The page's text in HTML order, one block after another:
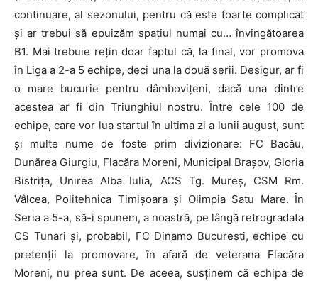
continuare, al sezonului, pentru că este foarte complicat
și ar trebui să epuizăm spațiul numai cu… învingătoarea
B1. Mai trebuie rețin doar faptul că, la final, vor promova
în Liga a 2-a 5 echipe, deci una la două serii. Desigur, ar fi
o mare bucurie pentru dâmbovițeni, dacă una dintre
acestea ar fi din Triunghiul nostru. Între cele 100 de
echipe, care vor lua startul în ultima zi a lunii august, sunt
și multe nume de foste prim divizionare: FC Bacău,
Dunărea Giurgiu, Flacăra Moreni, Municipal Brașov, Gloria
Bistrița, Unirea Alba Iulia, ACS Tg. Mureș, CSM Rm.
Vâlcea, Politehnica Timișoara și Olimpia Satu Mare. În
Seria a 5-a, să-i spunem, a noastră, pe lângă retrogradata
CS Tunari și, probabil, FC Dinamo București, echipe cu
pretenții la promovare, în afară de veterana Flacăra
Moreni, nu prea sunt. De aceea, susținem că echipa de